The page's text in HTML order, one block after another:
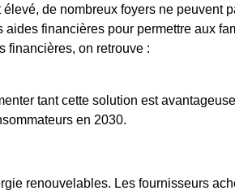
de nombreux foyers ne peuvent
financières pour permettre aux
financières, on retrouve :
tant cette solution est
en 2030.
renouvelables. Les fournisseurs